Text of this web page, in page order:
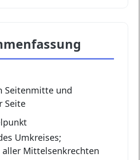
Seitenmitte und
Seite
Umkreises;
Mittelsenkrechten